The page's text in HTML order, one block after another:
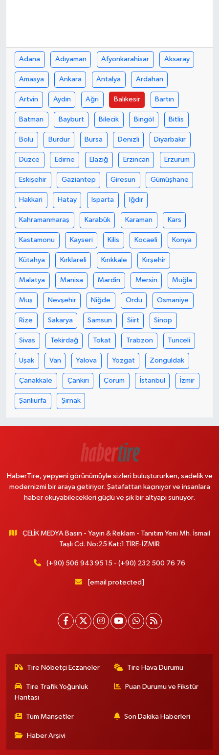
Adana Adıyaman Afyonkarahisar Aksaray
Amasya Ankara Antalya Ardahan
Artvin Aydın Ağrı Balıkesir Bartın
Batman Bayburt Bilecik Bingöl Bitlis
Bolu Burdur Bursa Denizli Diyarbakır
Düzce Edirne Elazığ Erzincan Erzurum
Eskişehir Gaziantep Giresun Gümüşhane
Hakkari Hatay Isparta Iğdır
Kahramanmaraş Karabük Karaman Kars
Kastamonu Kayseri Kilis Kocaeli Konya
Kütahya Kırklareli Kırıkkale Kırşehir
Malatya Manisa Mardin Mersin Muğla
Muş Nevşehir Niğde Ordu Osmaniye
Rize Sakarya Samsun Siirt Sinop
Sivas Tekirdağ Tokat Trabzon Tunceli
Uşak Van Yalova Yozgat Zonguldak
Çanakkale Çankırı Çorum İstanbul İzmir
Şanlıurfa Şırnak
HaberTire, yepyeni görünümüyle sizleri buluştururken, sadelik ve
modernizmi bir araya getiriyor. Şatafattan kaçınıyor ve insanlara
haber okuyabilecekleri güçlü ve şık bir altyapı sunuyor.
ÇELİK MEDYA Basın - Yayın & Reklam - Tanıtım Yeni Mh. İsmail
Taşlı Cd. No:25 Kat:1 TİRE-İZMİR
(+90) 506 943 95 15 - (+90) 232 500 76 76
[email protected]
Tire Nöbetçi Eczaneler Tire Hava Durumu
Tire Trafik Yoğunluk
Haritası
Puan Durumu ve Fikstür
Tüm Manşetler Son Dakika Haberleri
Haber Arşivi